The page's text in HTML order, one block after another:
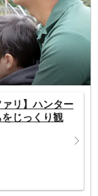
ァリ】ハンター
じっくり観